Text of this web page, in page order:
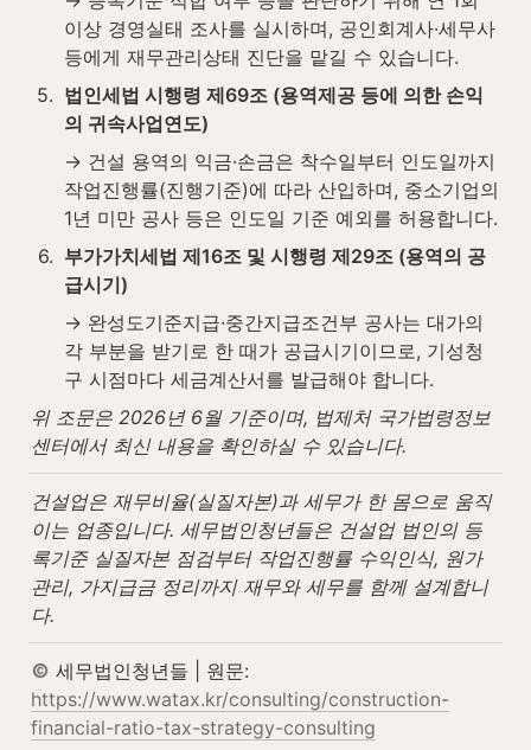
이상 경영실태 조사를 실시하며, 공인회계사·세무사
등에게 재무관리상태 진단을 맡길 수 있습니다.
5. 법인세법 시행령 제69조 (용역제공 등에 의한 손익
의 귀속사업연도)
→ 건설 용역의 익금·손금은 착수일부터 인도일까지
작업진행률(진행기준)에 따라 산입하며, 중소기업의
1년 미만 공사 등은 인도일 기준 예외를 허용합니다.
6. 부가가치세법 제16조 및 시행령 제29조 (용역의 공
급시기)
→ 완성도기준지급·중간지급조건부 공사는 대가의
각 부분을 받기로 한 때가 공급시기이므로, 기성청
구 시점마다 세금계산서를 발급해야 합니다.
위 조문은 2026년 6월 기준이며, 법제처 국가법령정보
센터에서 최신 내용을 확인하실 수 있습니다.
건설업은 재무비율(실질자본)과 세무가 한 몸으로 움직
이는 업종입니다. 세무법인청년들은 건설업 법인의 등
록기준 실질자본 점검부터 작업진행률 수익인식, 원가
관리, 가지급금 정리까지 재무와 세무를 함께 설계합니
다.
https://www.watax.kr/consulting/construction-
financial-ratio-tax-strategy-consulting